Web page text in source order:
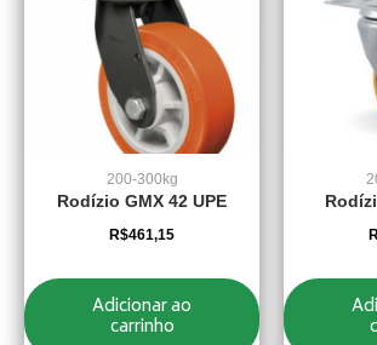
200-300kg
Rodízio GMX 42 UPE
R$461,15
Adicionar ao
carrinho